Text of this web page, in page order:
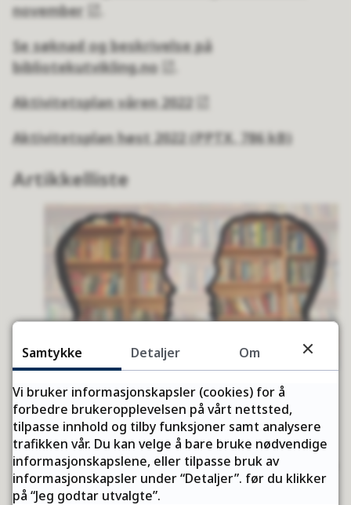
november
Se søknad og beskrivelse på
bibliotekutvikling.no
Aktivitetsplan våren 2022
Aktivitetsplan høst 2022(PPTX, 786 kB)
Artikkelliste
Studenten og folkebiblioteket
Seminaret Studenten og folkebiblioteket fant
sted på Senja bibliotek i Kunnskapsparken på
Finnsnes den 13. september 2022. Det handlet om
å sette søke...
Samtykke Detaljer Om
Vi bruker informasjonskapsler (cookies) for å
forbedre brukeropplevelsen på vårt nettsted,
tilpasse innhold og tilby funksjoner samt analysere
trafikken vår. Du kan velge å bare bruke nødvendige
informasjonskapslene, eller tilpasse bruk av
informasjonskapsler under “Detaljer”. før du klikker
på “Jeg godtar utvalgte”.